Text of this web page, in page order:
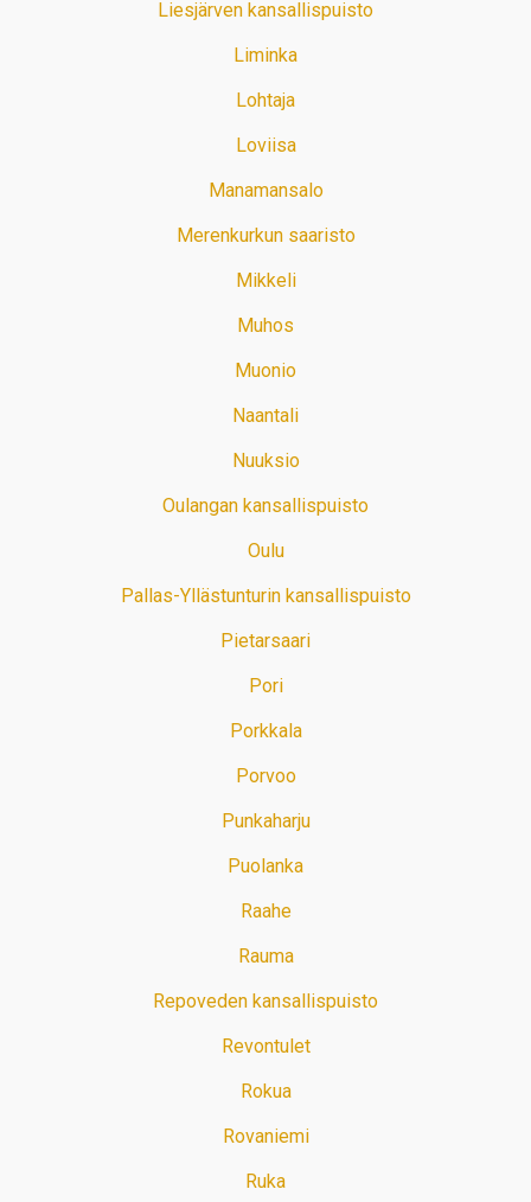
Liesjärven kansallispuisto
Liminka
Lohtaja
Loviisa
Manamansalo
Merenkurkun saaristo
Mikkeli
Muhos
Muonio
Naantali
Nuuksio
Oulangan kansallispuisto
Oulu
Pallas-Yllästunturin kansallispuisto
Pietarsaari
Pori
Porkkala
Porvoo
Punkaharju
Puolanka
Raahe
Rauma
Repoveden kansallispuisto
Revontulet
Rokua
Rovaniemi
Ruka